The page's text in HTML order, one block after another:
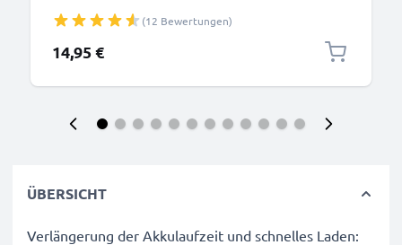
(12 Bewertungen)
14,95 €
ÜBERSICHT
Verlängerung der Akkulaufzeit und schnelles Laden: